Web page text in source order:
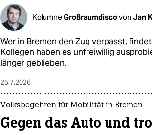
KolumneGroßraumdiscovon Jan
Wer in Bremen den Zug verpasst,
Kollegen haben es unfreiwillig
länger geblieben.
25.7.2026
Volksbegehren für Mobilität in Bremen
Gegen das Auto und